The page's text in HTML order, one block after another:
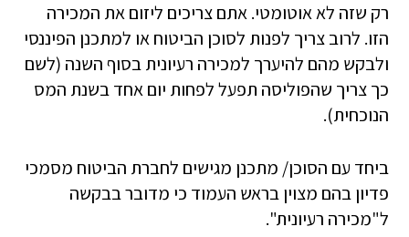
רק שזה לא אוטומטי. אתם צריכים ליזום את המכירה
הזו. לרוב צריך לפנות לסוכן הביטוח או למתכנן הפיננסי
ולבקש מהם להיערך למכירה רעיונית בסוף השנה (לשם
כך צריך שהפוליסה תפעל לפחות יום אחד בשנת המס
הנוכחית).
ביחד עם הסוכן/ מתכנן מגישים לחברת הביטוח מסמכי
פדיון בהם מצוין בראש העמוד כי מדובר בבקשה
ל"מכירה רעיונית".